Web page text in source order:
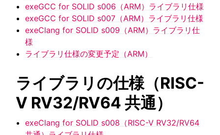
exeGCC for SOLID s006（ARM）ライブラリ仕様
exeGCC for SOLID s007（ARM）ライブラリ仕様
exeClang for SOLID s009（ARM）ライブラリ仕
様
ライブラリ仕様の変更予定（ARM）
ライブラリの仕様（RISC-
V RV32/RV64 共通）
exeClang for SOLID s008（RISC-V RV32/RV64